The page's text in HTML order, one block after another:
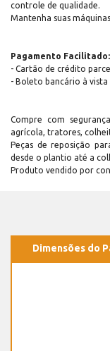
controle de qualidade.
Mantenha suas
Pagamento Facilitado:
- Cartão de crédito
- Boleto bancário à vista
Compre com
agrícola, tratores,
Peças de reposição
desde o plantio até a
Produto vendido por
Dimensões do